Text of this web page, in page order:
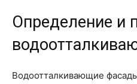
Определение и
Водоотталкивающие